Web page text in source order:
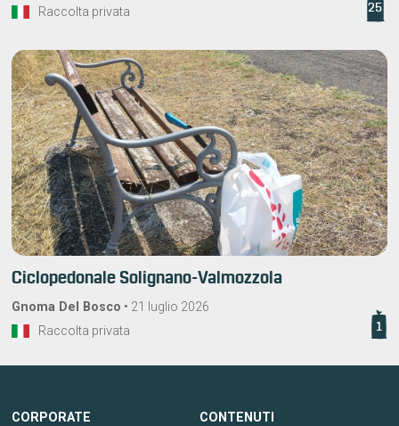
Raccolta privata
25
Ciclopedonale Solignano-Valmozzola
Gnoma Del Bosco • 21 luglio 2026
Raccolta privata
1
CORPORATE
CONTENUTI